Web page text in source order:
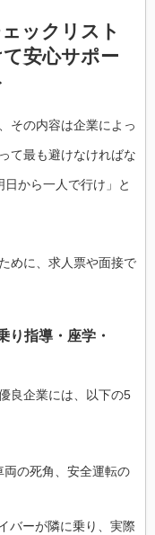
ックリスト
て安心サポー
その内容は企業によっ
て最も避けなければな
から一人で行け」と
めに、求人票や面接で
り指導・座学・
良企業には、以下の5
両の死角、安全運転の
バーが隣に乗り、実際